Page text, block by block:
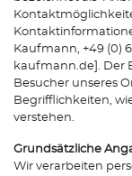
Kaufmann, +49 (0)
kaufmann.de]. Der
Besucher unseres
Begrifflichkeiten,
verstehen.
Grundsätzliche
Wir verarbeiten